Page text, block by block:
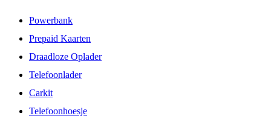
Powerbank
Prepaid Kaarten
Draadloze Oplader
Telefoonlader
Carkit
Telefoonhoesje